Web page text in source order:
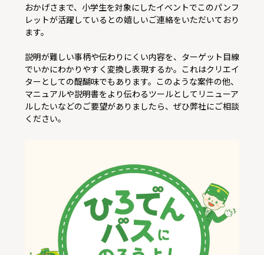
おかげさまで、小学生を対象にしたイベントでこのパンフ
レットが活躍しているとの嬉しいご連絡をいただいており
ます。
説明が難しい事柄や伝わりにくい内容を、ターゲット目線
でいかにわかりやすく変換し表現するか。これはクリエイ
ターとしての醍醐味でもあります。このような案件の他、
マニュアルや説明書をより伝わるツールとしてリニューア
ルしたいなどのご要望がありましたら、ぜひ弊社にご相談
ください。